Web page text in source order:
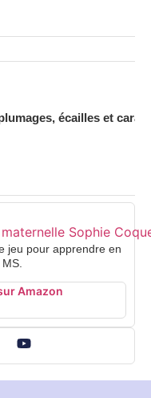
écailles et
jeu pour apprendre en
Amazon